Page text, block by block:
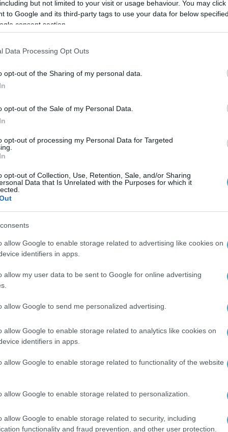
but not limited to your visit or usage behaviour. You may
to Google and its third-party tags to use your data for below
consent section.
Data Processing Opt Outs
opt-out of the Sharing of my personal data.
opt-out of the Sale of my Personal Data.
opt-out of processing my Personal Data for Targeted
opt-out of Collection, Use, Retention, Sale, and/or Sharing
Data that Is Unrelated with the Purposes for which it
allow Google to enable storage related to advertising like cookies on
identifiers in apps.
allow my user data to be sent to Google for online advertising
allow Google to send me personalized advertising.
allow Google to enable storage related to analytics like cookies on
identifiers in apps.
allow Google to enable storage related to functionality of the website
allow Google to enable storage related to personalization.
allow Google to enable storage related to security, including
functionality and fraud prevention, and other user protection.
του Λιμενικού Σώματος και του
επίσης και τις υπηρεσίες των
θαλάσσιου τουρισμού και της ναυτιλίας
προοπτικών για τη νέα γενιά,
επαγγέλματα και στις Ακαδημίες
πλοίαρχοι και μηχανικοί σε
ότι η ναυτιλία μπορεί να αποτελέσει
νέες γενιές. Η θάλασσα και τα επαγγέλματα
ανάπτυξης και προοπτικής», τόνισε
σήμερα η διαδικασία υποβολής
και διαχειριστές σκαφών, καθώς
από 80 έως και 110 λεπτά. Το μεγαλύτερο
ειδικά κατά την τουριστική περίοδο,
«e-Ναυλοσύμφωνο», η διαδικασία
χωρίς ανάγκη φυσικής παρουσίας στις
κλάδου, ο απαιτούμενος χρόνος
που οδηγεί σε αισθητή μείωση του